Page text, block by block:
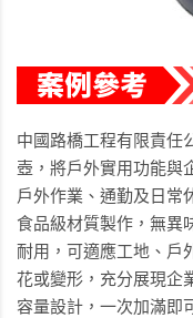
中國路橋工程有限責任
壺，將戶外實用功能與
戶外作業、通勤及日常
食品級材質製作，無異
耐用，可適應工地、戶
花或變形，充分展現企
容量設計，一次加滿即